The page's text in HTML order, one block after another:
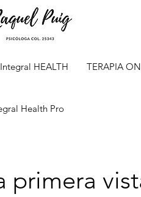
Integral HEALTH TERAPIA
Health Pro
primera